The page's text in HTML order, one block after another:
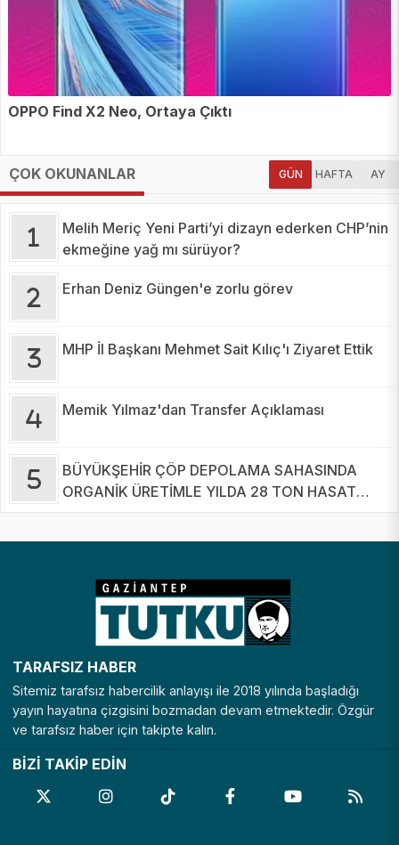
OPPO Find X2 Neo, Ortaya Çıktı
ÇOK OKUNANLAR GÜN HAFTA AY
Melih Meriç Yeni Parti’yi dizayn ederken CHP’nin
ekmeğine yağ mı sürüyor?
Erhan Deniz Güngen'e zorlu görev
MHP İl Başkanı Mehmet Sait Kılıç'ı Ziyaret Ettik
Memik Yılmaz'dan Transfer Açıklaması
BÜYÜKŞEHİR ÇÖP DEPOLAMA SAHASINDA
ORGANİK ÜRETİMLE YILDA 28 TON HASAT
TARAFSIZ HABER
Sitemiz tarafsız habercilik anlayışı ile 2018 yılında başladığı
yayın hayatına çizgisini bozmadan devam etmektedir. Özgür
ve tarafsız haber için takipte kalın.
BİZİ TAKİP EDİN